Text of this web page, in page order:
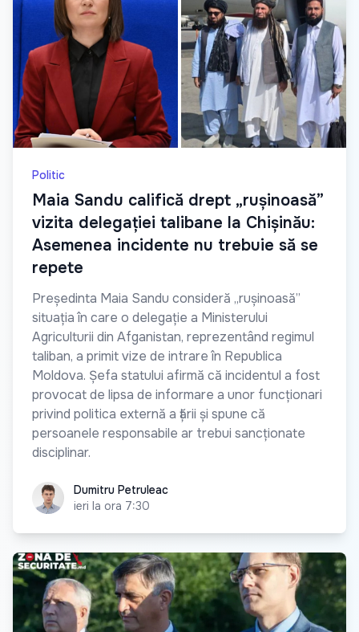
Politic
Maia Sandu califică drept „rușinoasă”
vizita delegației talibane la Chișinău:
Asemenea incidente nu trebuie să se
repete
Președinta Maia Sandu consideră „rușinoasă”
situația în care o delegație a Ministerului
Agriculturii din Afganistan, reprezentând regimul
taliban, a primit vize de intrare în Republica
Moldova. Șefa statului afirmă că incidentul a fost
provocat de lipsa de informare a unor funcționari
privind politica externă a țării și spune că
persoanele responsabile ar trebui sancționate
disciplinar.
Dumitru Petruleac
Dumitru Petruleac
ieri la ora 7:30